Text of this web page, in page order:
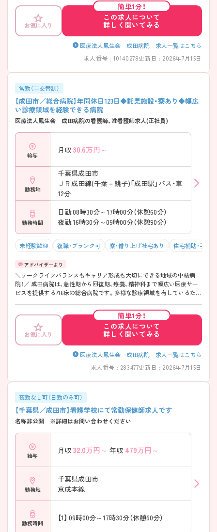
取りながら働ける環境が整っています。連続休暇の取得実績もあり、プ
ライベートとの両立を目指す方にも適した職場です。 また、院内保育施
設や職員寮を備えており、子育て中の方や新たな土地で勤務を始める方
も安心して新生活をスタートできます。教育面では、経験の浅い方やブ
ランクのある方に向けたサポート体制を整備。周囲のスタッフが丁寧に
もとで長期的なキャリアを築きたい方におすすめの病院です。
◇─◇─◇─◇─◇─◇─◇─◇─◇ ◆しっかり休める勤務環境 年間
す。 年間休日123日 4週8休制＋祝日相当分 夏季休暇あり 年末年始休暇
あり 長期休暇取得実績あり 残業は月平均10時間程度 仕事だけでなく、
家族との時間や趣味も大切にしながら勤務できます。
◇─◇─◇─◇─◇─◇─◇─◇─◇ ◆教育サポート充実で安心 経験
が浅い方や転職後の新しい環境に不安がある方も安心して勤務を始めら
れる体制です。 経験1年程度から相談可能 正看護師・准看護師ともに応募
ート充実 新しい環境に慣れるまでしっかりバックアップしてもらえま
す。 ◇─◇─◇─◇─◇─◇─◇─◇─◇ ◆子育て世代にも配慮した
福利厚生 ライフスタイルの変化に合わせながら長く働ける制度が整っ
ています。 院内保育施設あり 職員寮完備 マイカー通勤可能 駐車場利用
可 幅広い年代のスタッフが活躍中 子育てと仕事の両立を目指す方にも
働きやすい環境です。 ◇─◇─◇─◇─◇─◇─◇─◇─◇ ◆多彩な
診療領域でスキルアップ 急性期から精神科領域まで、多様な看護経験を
積むことができます。 716床の総合病院 急性期・回復期・療養・精神科病棟
を設置 院内異動制度あり 電子カルテ導入済み 多職種と連携しながら看
護を実践 将来のキャリア形成や専門性の向上にもつながる環境です。
お気に入り
簡単1分！
この求人について
詳しく聞いてみる
医療法人鳳生会 成田病院 求人一覧はこちら
求人番号 : 10140278更新日 : 2026年7月15日
常勤（二交替制）
【成田市／総合病院】年間休日123日◆託児施設・寮あり◆幅広
い診療領域を経験できる病院
医療法人鳳生会 成田病院の看護師、准看護師求人(正社員)
給与
月収 30.6万円～
勤務地
千葉県成田市
ＪＲ成田線(千葉－銚子)「成田駅」バス・車
12分
勤務時間
日勤:08時30分～17時00分（休憩60分）
夜勤:16時30分～09時00分（休憩90分）
未経験歓迎 復職・ブランク可 寮・借り上げ社宅あり 住宅補助・手当
＼ワークライフバランスもキャリア形成も大切にできる地域の中核病
院！／ 成田病院は、急性期から回復期、療養、精神科まで幅広い医療サー
ビスを提供する716床の総合病院です。多様な診療領域を有しているた
取りながら働ける環境が整っています。連続休暇の取得実績もあり、プ
ライベートとの両立を目指す方にも適した職場です。 また、院内保育施
設や職員寮を備えており、子育て中の方や新たな土地で勤務を始める方
も安心して新生活をスタートできます。教育面では、経験の浅い方やブ
ランクのある方に向けたサポート体制を整備。周囲のスタッフが丁寧に
もとで長期的なキャリアを築きたい方におすすめの病院です。
◇─◇─◇─◇─◇─◇─◇─◇─◇ ◆しっかり休める勤務環境 年間
す。 年間休日123日 4週8休制＋祝日相当分 夏季休暇あり 年末年始休暇
あり 長期休暇取得実績あり 残業は月平均10時間程度 仕事だけでなく、
家族との時間や趣味も大切にしながら勤務できます。
◇─◇─◇─◇─◇─◇─◇─◇─◇ ◆教育サポート充実で安心 経験
が浅い方や転職後の新しい環境に不安がある方も安心して勤務を始めら
可能 入職後の研修制度あり 個別フォロー体制あり 中途入職者向けサポ
ート充実 新しい環境に慣れるまでしっかりバックアップしてもらえま
す。 ◇─◇─◇─◇─◇─◇─◇─◇─◇ ◆子育て世代にも配慮した
福利厚生 ライフスタイルの変化に合わせながら長く働ける制度が整っ
ています。 院内保育施設あり 職員寮完備 マイカー通勤可能 駐車場利用
可 幅広い年代のスタッフが活躍中 子育てと仕事の両立を目指す方にも
働きやすい環境です。 ◇─◇─◇─◇─◇─◇─◇─◇─◇ ◆多彩な
診療領域でスキルアップ 急性期から精神科領域まで、多様な看護経験を
積むことができます。 716床の総合病院 急性期・回復期・療養・精神科病棟
を設置 院内異動制度あり 電子カルテ導入済み 多職種と連携しながら看
お気に入り
簡単1分！
この求人について
詳しく聞いてみる
医療法人鳳生会 成田病院 求人一覧はこちら
求人番号 : 283477更新日 : 2026年7月15日
夜勤なし可（日勤のみ可）
【千葉県／成田市】看護学校にて常勤保健師求人です
名称非公開 ※詳細はお問い合わせください
給与
月収 32.0万円～ 年収 479万円～
勤務地
千葉県成田市
京成本線
勤務時間
【1】:09時00分～17時30分（休憩60分）